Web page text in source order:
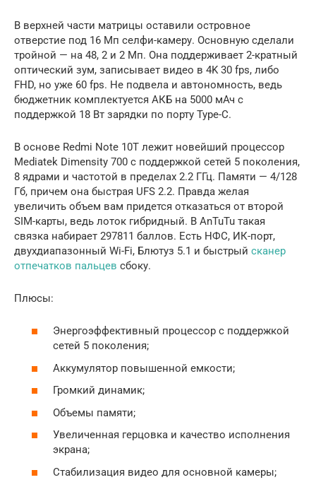
В верхней части матрицы оставили островное
отверстие под 16 Мп селфи-камеру. Основную сделали
тройной — на 48, 2 и 2 Мп. Она поддерживает 2-кратный
оптический зум, записывает видео в 4K 30 fps, либо
FHD, но уже 60 fps. Не подвела и автономность, ведь
бюджетник комплектуется АКБ на 5000 мАч с
поддержкой 18 Вт зарядки по порту Type-C.
В основе Redmi Note 10T лежит новейший процессор
Mediatek Dimensity 700 с поддержкой сетей 5 поколения,
8 ядрами и частотой в пределах 2.2 ГГц. Памяти — 4/128
Гб, причем она быстрая UFS 2.2. Правда желая
увеличить объем вам придется отказаться от второй
SIM-карты, ведь лоток гибридный. В AnTuTu такая
связка набирает 297811 баллов. Есть НФС, ИК-порт,
двухдиапазонный Wi-Fi, Блютуз 5.1 и быстрый сканер
отпечатков пальцев сбоку.
Плюсы:
Энергоэффективный процессор с поддержкой
сетей 5 поколения;
Аккумулятор повышенной емкости;
Громкий динамик;
Объемы памяти;
Увеличенная герцовка и качество исполнения
экрана;
Стабилизация видео для основной камеры;